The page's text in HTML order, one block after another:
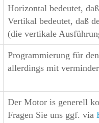
Horizontal bedeutet,
Vertikal bedeutet, daß
(die vertikale
Programmierung für
allerdings mit
Der Motor is generell
Fragen Sie uns ggf. via